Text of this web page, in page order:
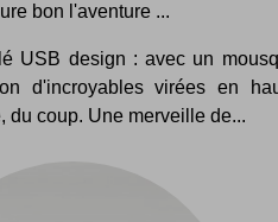
bon l'aventure ...
USB design : avec un
d'incroyables virées en
du coup. Une merveille de...